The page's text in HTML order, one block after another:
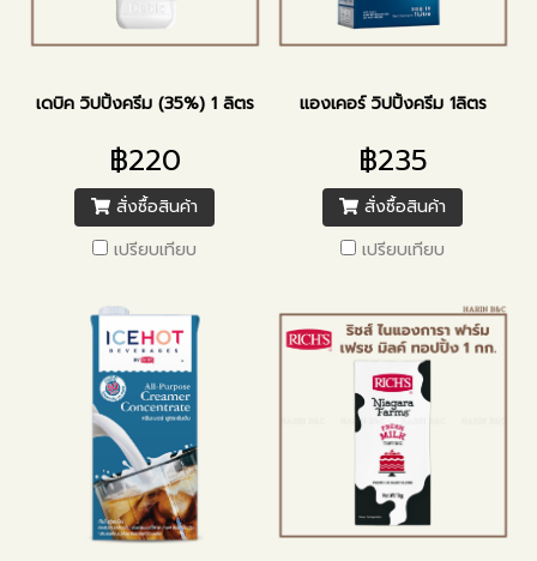
เดบิค วิปปิ้งครีม (35%) 1 ลิตร
฿220
สั่งซื้อสินค้า
เปรียบเทียบ
แองเคอร์ วิปปิ้งครีม 1ลิตร
฿235
สั่งซื้อสินค้า
เปรียบเทียบ